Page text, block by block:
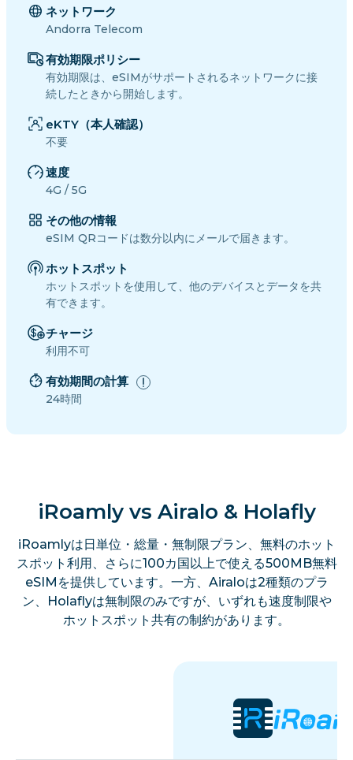
ネットワーク
Andorra Telecom
有効期限ポリシー
有効期限は、eSIMがサポートされるネットワークに接
続したときから開始します。
eKTY（本人確認）
不要
速度
4G / 5G
その他の情報
eSIM QRコードは数分以内にメールで届きます。
ホットスポット
ホットスポットを使用して、他のデバイスとデータを共
有できます。
チャージ
利用不可
有効期間の計算
24時間
iRoamly vs Airalo & Holafly
iRoamlyは日単位・総量・無制限プラン、無料のホット
スポット利用、さらに100カ国以上で使える500MB無料
eSIMを提供しています。一方、Airaloは2種類のプラ
ン、Holaflyは無制限のみですが、いずれも速度制限や
ホットスポット共有の制約があります。